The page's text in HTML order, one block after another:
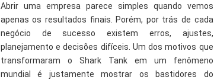
Abrir uma empresa parece simples quando vemos
apenas os resultados finais. Porém, por trás de cada
negócio de sucesso existem erros, ajustes,
planejamento e decisões difíceis. Um dos motivos que
transformaram o Shark Tank em um fenômeno
mundial é justamente mostrar os bastidores do